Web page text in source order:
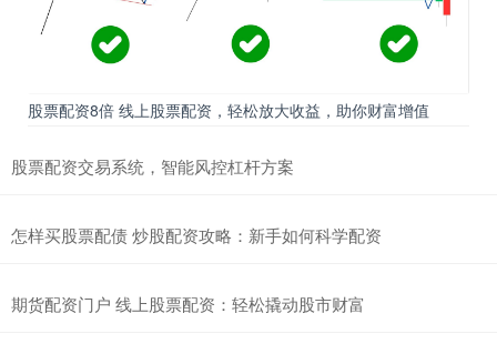
股票配资8倍 线上股票配资，轻松放大收益，助你财富增值
股票配资交易系统，智能风控杠杆方案
怎样买股票配债 炒股配资攻略：新手如何科学配资
期货配资门户 线上股票配资：轻松撬动股市财富